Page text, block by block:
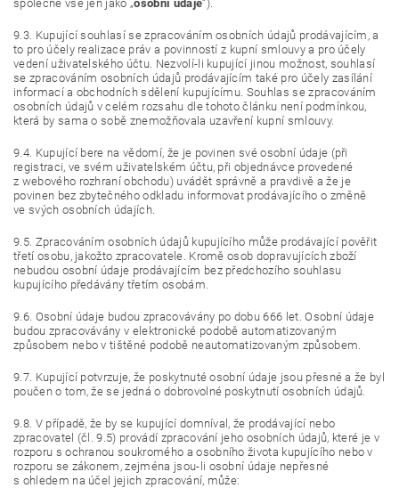
společně vše jen jako „osobní údaje“).
9.3. Kupující souhlasí se zpracováním osobních údajů prodávajícím, a
to pro účely realizace práv a povinností z kupní smlouvy a pro účely
vedení uživatelského účtu. Nezvolí-li kupující jinou možnost, souhlasí
se zpracováním osobních údajů prodávajícím také pro účely zasílání
informací a obchodních sdělení kupujícímu. Souhlas se zpracováním
osobních údajů v celém rozsahu dle tohoto článku není podmínkou,
která by sama o sobě znemožňovala uzavření kupní smlouvy.
9.4. Kupující bere na vědomí, že je povinen své osobní údaje (při
registraci, ve svém uživatelském účtu, při objednávce provedené
z webového rozhraní obchodu) uvádět správně a pravdivě a že je
povinen bez zbytečného odkladu informovat prodávajícího o změně
ve svých osobních údajích.
9.5. Zpracováním osobních údajů kupujícího může prodávající pověřit
třetí osobu, jakožto zpracovatele. Kromě osob dopravujících zboží
nebudou osobní údaje prodávajícím bez předchozího souhlasu
kupujícího předávány třetím osobám.
9.6. Osobní údaje budou zpracovávány po dobu 666 let. Osobní údaje
budou zpracovávány v elektronické podobě automatizovaným
způsobem nebo v tištěné podobě neautomatizovaným způsobem.
9.7. Kupující potvrzuje, že poskytnuté osobní údaje jsou přesné a že byl
poučen o tom, že se jedná o dobrovolné poskytnutí osobních údajů.
9.8. V případě, že by se kupující domníval, že prodávající nebo
zpracovatel (čl. 9.5) provádí zpracování jeho osobních údajů, které je v
rozporu s ochranou soukromého a osobního života kupujícího nebo v
rozporu se zákonem, zejména jsou-li osobní údaje nepřesné
s ohledem na účel jejich zpracování, může: